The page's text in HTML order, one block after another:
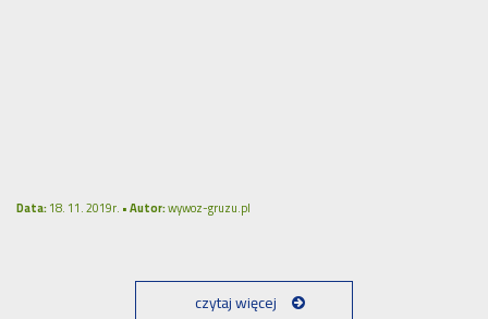
Data:18. 11. 2019r. •Autor:wywoz-gruzu.pl
czytaj więcej